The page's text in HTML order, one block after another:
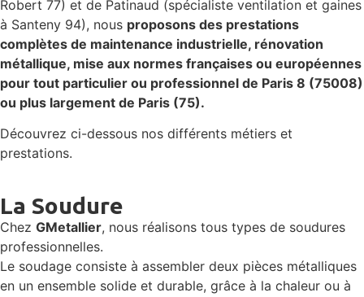
Robert 77) et de Patinaud (spécialiste ventilation et gaines
à Santeny 94), nous proposons des prestations
complètes de maintenance industrielle, rénovation
métallique, mise aux normes françaises ou européennes
pour tout particulier ou professionnel de Paris 8 (75008)
ou plus largement de Paris (75).
Découvrez ci-dessous nos différents métiers et
prestations.
La Soudure
Chez GMetallier, nous réalisons tous types de soudures
professionnelles.
Le soudage consiste à assembler deux pièces métalliques
en un ensemble solide et durable, grâce à la chaleur ou à